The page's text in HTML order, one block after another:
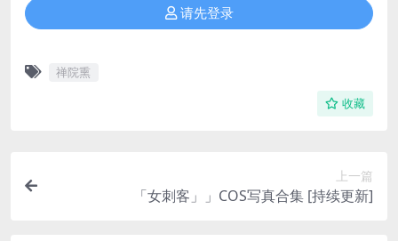
请先登录
禅院熏
收藏
上一篇
「女刺客」」COS写真合集 [持续更新]